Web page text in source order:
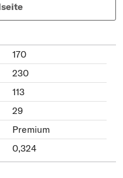
170
230
113
29
Premium
0,324